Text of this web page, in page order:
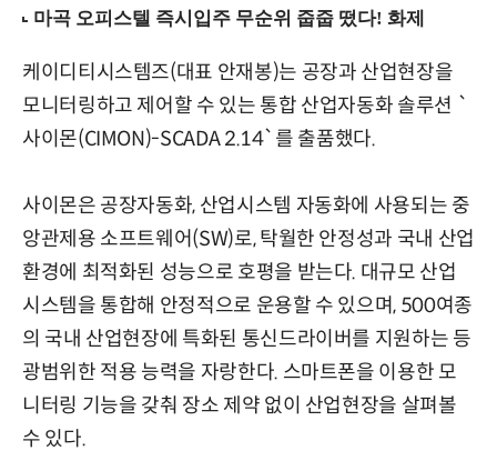
케이디티시스템즈(대표 안재봉)는 공장과 산업현장을
모니터링하고 제어할 수 있는 통합 산업자동화 솔루션 `
사이몬(CIMON)-SCADA 2.14`를 출품했다.
사이몬은 공장자동화, 산업시스템 자동화에 사용되는 중
앙관제용 소프트웨어(SW)로, 탁월한 안정성과 국내 산업
환경에 최적화된 성능으로 호평을 받는다. 대규모 산업
시스템을 통합해 안정적으로 운용할 수 있으며, 500여종
의 국내 산업현장에 특화된 통신드라이버를 지원하는 등
광범위한 적용 능력을 자랑한다. 스마트폰을 이용한 모
니터링 기능을 갖춰 장소 제약 없이 산업현장을 살펴볼
수 있다.